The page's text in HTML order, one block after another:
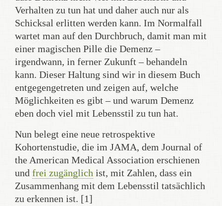
Verhalten zu tun hat und daher auch nur als
Schicksal erlitten werden kann. Im Normalfall
wartet man auf den Durchbruch, damit man mit
einer magischen Pille die Demenz –
irgendwann, in ferner Zukunft – behandeln
kann. Dieser Haltung sind wir in diesem Buch
entgegengetreten und zeigen auf, welche
Möglichkeiten es gibt – und warum Demenz
eben doch viel mit Lebensstil zu tun hat.
Nun belegt eine neue retrospektive
Kohortenstudie, die im JAMA, dem Journal of
the American Medical Association erschienen
und frei zugänglich ist, mit Zahlen, dass ein
Zusammenhang mit dem Lebensstil tatsächlich
zu erkennen ist. [1]